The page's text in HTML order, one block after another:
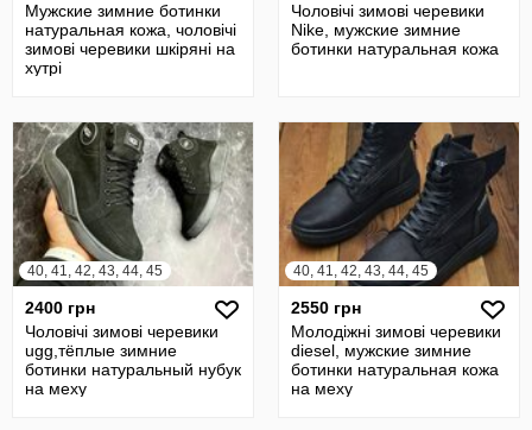
Мужские зимние ботинки
натуральная кожа, чоловічі
зимові черевики шкіряні на
хутрі
Чоловічі зимові черевики
Nike, мужские зимние
ботинки натуральная кожа
40, 41, 42, 43, 44, 45
2400 грн
Чоловічі зимові черевики
ugg,тёплые зимние
ботинки натуральный нубук
на меху
40, 41, 42, 43, 44, 45
2550 грн
Молодіжні зимові черевики
diesel, мужские зимние
ботинки натуральная кожа
на меху